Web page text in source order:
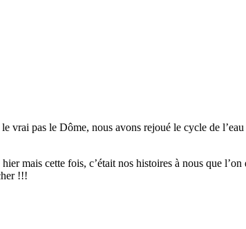
vrai pas le Dôme, nous avons rejoué le cycle de
mais cette fois, c’était nos histoires à nous que
!!!